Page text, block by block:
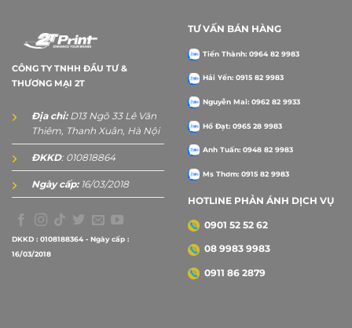
CÔNG TY TNHH ĐẦU TƯ &
THƯƠNG MẠI 2T
Địa chỉ:D13 Ngõ 33 Lê Văn
Thiêm, Thanh Xuân, Hà Nội
ĐKKD: 010818864
Ngày cấp:16/03/2018
DKKD : 0108188364 - Ngày cấp :
16/03/2018
TƯ VẤN BÁN HÀNG
Tiến Thành: 0964 82 9983
Hải Yến: 0915 82 9983
Nguyễn Mai: 0962 82 9933
Hồ Đạt: 0965 28 9983
Anh Tuấn: 0948 82 9983
Ms Thơm: 0915 82 9983
HOTLINE PHẢN ÁNH DỊCH VỤ
0901 52 52 62
08 9983 9983
0911 86 2879